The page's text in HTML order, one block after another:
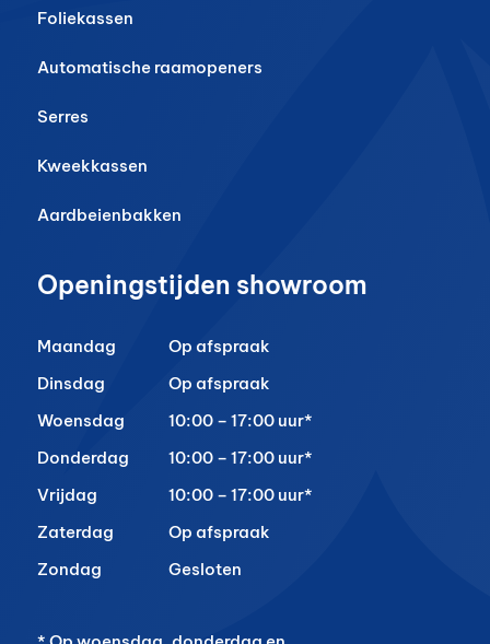
Foliekassen
Automatische raamopeners
Serres
Kweekkassen
Aardbeienbakken
Openingstijden showroom
Maandag
Op afspraak
Dinsdag
Op afspraak
Woensdag
10:00 – 17:00 uur*
Donderdag
10:00 – 17:00 uur*
Vrijdag
10:00 – 17:00 uur*
Zaterdag
Op afspraak
Zondag
Gesloten